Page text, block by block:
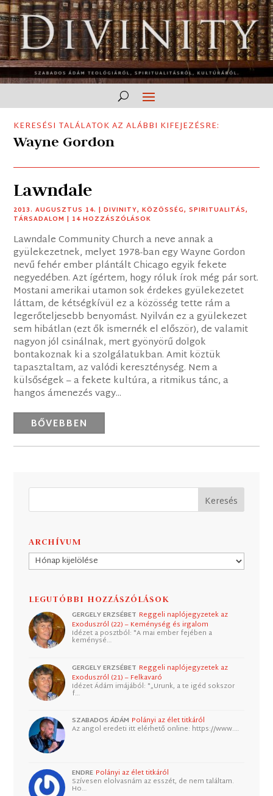
KERESÉSI TALÁLATOK AZ ALÁBBI KIFEJEZÉSRE:
Wayne Gordon
Lawndale
2013. AUGUSZTUS 14. |DIVINITY,KÖZÖSSÉG,SPIRITUALITÁS,
TÁRSADALOM | 14 HOZZÁSZÓLÁSOK
Lawndale Community Church a neve annak a
gyülekezetnek, melyet 1978-ban egy Wayne Gordon
nevű fehér ember plántált Chicago egyik fekete
negyedében. Azt ígértem, hogy róluk írok még pár sort.
Mostani amerikai utamon sok érdekes gyülekezetet
láttam, de kétségkívül ez a közösség tette rám a
legerőteljesebb benyomást. Nyilván ez a gyülekezet
sem hibátlan (ezt ők ismernék el először), de valamit
nagyon jól csinálnak, mert gyönyörű dolgok
bontakoznak ki a szolgálatukban. Amit köztük
tapasztaltam, az valódi kereszténység. Nem a
külsőségek – a fekete kultúra, a ritmikus tánc, a
hangos ámenezés vagy...
BŐVEBBEN
ARCHÍVUM
Archívum
LEGUTÓBBI HOZZÁSZÓLÁSOK
GERGELY ERZSÉBET Reggeli naplójegyzetek az
Exoduszról (22) – Keménység és irgalom
Idézet a posztból: "A mai ember fejében a
keménysé…
GERGELY ERZSÉBET Reggeli naplójegyzetek az
Exoduszról (21) – Felkavaró
Idézet Ádám imájából: "„Urunk, a te igéd sokszor
f…
SZABADOS ÁDÁM Polányi az élet titkáról
Az angol eredeti itt elérhető online: https://www.…
ENDRE Polányi az élet titkáról
Szívesen elolvasnám az esszét, de nem találtam.
Ho…